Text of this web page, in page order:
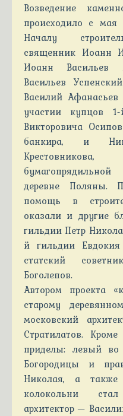
Возведение
происходило с
Началу
священник Иоанн
Иоанн Васильев
Васильев
Василий
участии купцов
Викторовича
банкира, и
деревне Поляны.
помощь в
оказали и другие
гильдии Петр
й гильдии
статский
Боголепов.
Автором проекта
старому
московский
Стратилатов.
приделы: левый во
Богородицы и
Николая, а
колокольни
архитектор —